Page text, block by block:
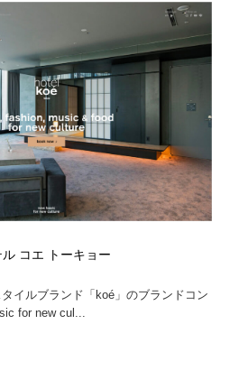
コエ トーキョー
イルブランド「koé」のブランドコン
for new cul...